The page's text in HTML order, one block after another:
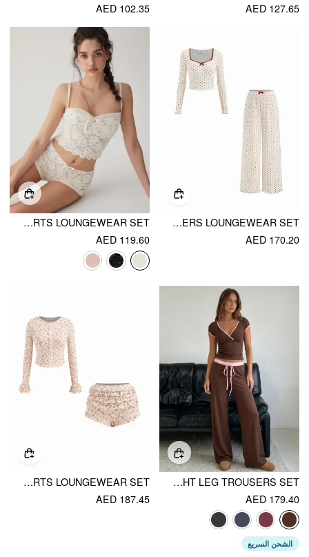
AED 127.65
AED 102.35
SWEETHEART POLKA DOT BOWKNOT CROP TOP & MID RISE LETTUCE TRIM TROUSERS LOUNGEWEAR SET
AED 170.20
LACE SWEETHEART CROP TOP & LOW RISE SHORTS LOUNGEWEAR SET
AED 119.60
COTTON-BLEND V-NECK TWO TONE TOP & MID RISE DRAWSTRING STRAIGHT LEG TROUSERS SET
AED 179.40
الشحن السريع
COTTON-BLEND FLORAL BUTTON CROP TOP & MID RISE LETTUCE TRIM LAYERED SHORTS LOUNGEWEAR SET
AED 187.45